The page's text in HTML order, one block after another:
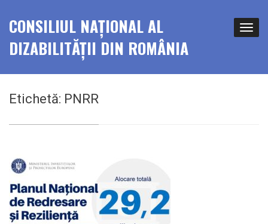
CONSILIUL NAȚIONAL AL
DIZABILITĂȚII DIN ROMÂNIA
Etichetă: PNRR